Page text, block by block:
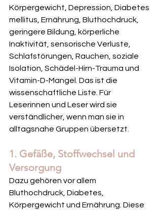
Körpergewicht, Depression, Diabetes
mellitus, Ernährung, Bluthochdruck,
geringere Bildung, körperliche
Inaktivität, sensorische Verluste,
Schlafstörungen, Rauchen, soziale
Isolation, Schädel-Hirn-Trauma und
Vitamin-D-Mangel. Das ist die
wissenschaftliche Liste. Für
Leserinnen und Leser wird sie
verständlicher, wenn man sie in
alltagsnahe Gruppen übersetzt.
1. Gefäße, Stoffwechsel und
Versorgung
Dazu gehören vor allem
Bluthochdruck, Diabetes,
Körpergewicht und Ernährung. Diese